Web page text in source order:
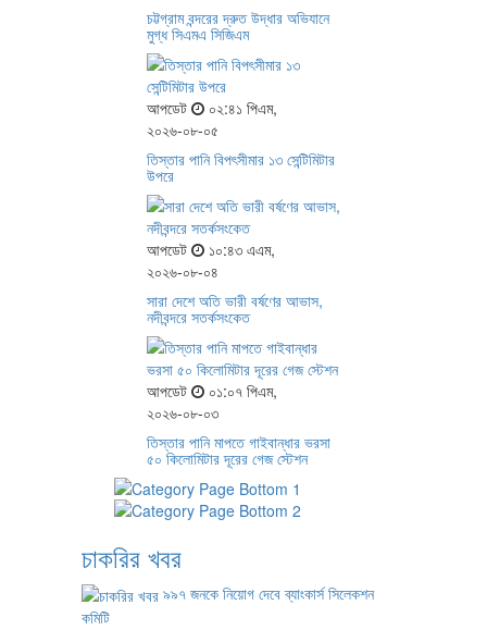
চট্টগ্রাম বন্দরের দ্রুত উদ্ধার অভিযানে
মুগ্ধ সিএমএ সিজিএম
আপডেট
০২:৪১ পিএম,
২০২৬-০৮-০৫
তিস্তার পানি বিপৎসীমার ১৩ সেন্টিমিটার
উপরে
আপডেট
১০:৪৩ এএম,
২০২৬-০৮-০৪
সারা দেশে অতি ভারী বর্ষণের আভাস,
নদীবন্দরে সতর্কসংকেত
আপডেট
০১:০৭ পিএম,
২০২৬-০৮-০৩
তিস্তার পানি মাপতে গাইবান্ধার ভরসা
৫০ কিলোমিটার দূরের গেজ স্টেশন
চাকরির খবর
৯৯৭ জনকে নিয়োগ দেবে ব্যাংকার্স সিলেকশন
কমিটি